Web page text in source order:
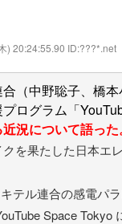
) 20:24:55.90 ID:???*.net
（中野聡子、橋
ログラム「
況について語った
を果たした日本
テル連合の感電パラ
Space